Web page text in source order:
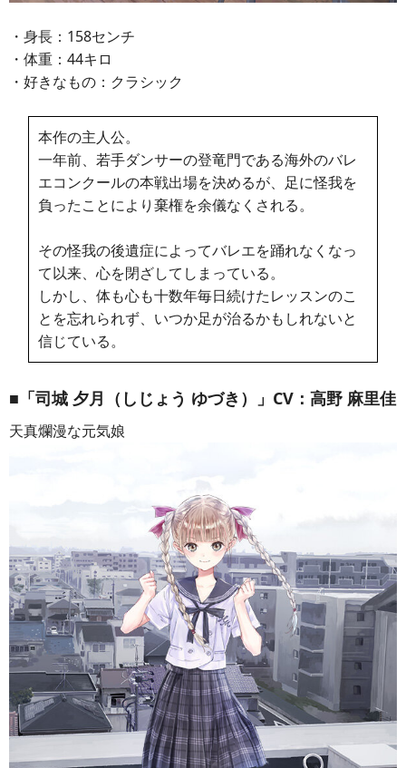
・身長：158センチ
・体重：44キロ
・好きなもの：クラシック
本作の主人公。
一年前、若手ダンサーの登竜門である海外のバレ
エコンクールの本戦出場を決めるが、足に怪我を
負ったことにより棄権を余儀なくされる。
その怪我の後遺症によってバレエを踊れなくなっ
て以来、心を閉ざしてしまっている。
しかし、体も心も十数年毎日続けたレッスンのこ
とを忘れられず、いつか足が治るかもしれないと
信じている。
■「司城 夕月（しじょう ゆづき）」CV：高野 麻里佳
天真爛漫な元気娘